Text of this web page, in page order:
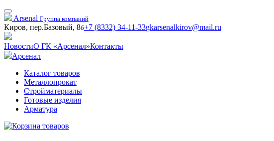
Arsenal Группа компаний
Киров, пер.Базовый, 8б+7 (8332) 34-11-33gkarsenalkirov@mail.ru
НовостиО ГК «Арсенал»Контакты
Арсенал
Каталог товаров
Металлопрокат
Стройматериалы
Готовые изделия
Арматура